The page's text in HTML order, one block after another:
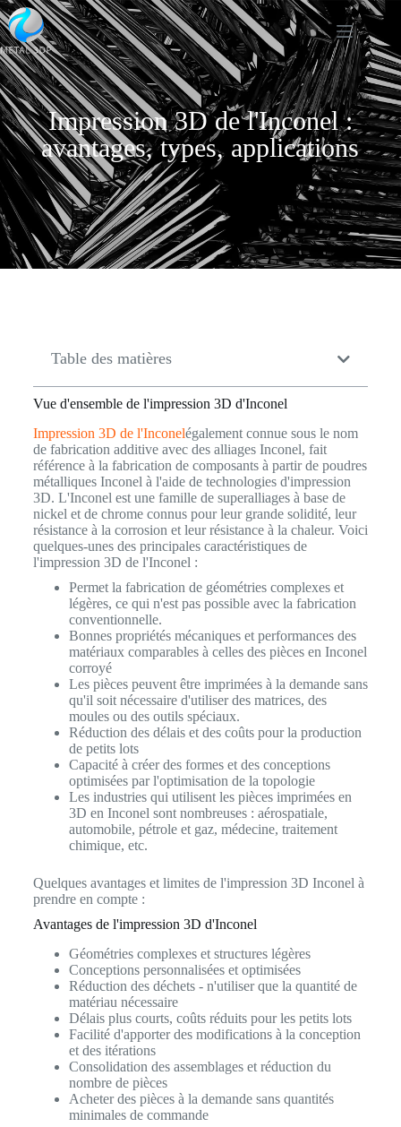
Impression 3D de l'Inconel :
avantages, types, applications
Table des matières
Vue d'ensemble de l'impression 3D d'Inconel
Impression 3D de l'Inconelégalement connue sous le nom
de fabrication additive avec des alliages Inconel, fait
référence à la fabrication de composants à partir de poudres
métalliques Inconel à l'aide de technologies d'impression
3D. L'Inconel est une famille de superalliages à base de
nickel et de chrome connus pour leur grande solidité, leur
résistance à la corrosion et leur résistance à la chaleur. Voici
quelques-unes des principales caractéristiques de
l'impression 3D de l'Inconel :
Permet la fabrication de géométries complexes et
légères, ce qui n'est pas possible avec la fabrication
conventionnelle.
Bonnes propriétés mécaniques et performances des
matériaux comparables à celles des pièces en Inconel
corroyé
Les pièces peuvent être imprimées à la demande sans
qu'il soit nécessaire d'utiliser des matrices, des
moules ou des outils spéciaux.
Réduction des délais et des coûts pour la production
de petits lots
Capacité à créer des formes et des conceptions
optimisées par l'optimisation de la topologie
Les industries qui utilisent les pièces imprimées en
3D en Inconel sont nombreuses : aérospatiale,
automobile, pétrole et gaz, médecine, traitement
chimique, etc.
Quelques avantages et limites de l'impression 3D Inconel à
prendre en compte :
Avantages de l'impression 3D d'Inconel
Géométries complexes et structures légères
Conceptions personnalisées et optimisées
Réduction des déchets - n'utiliser que la quantité de
matériau nécessaire
Délais plus courts, coûts réduits pour les petits lots
Facilité d'apporter des modifications à la conception
et des itérations
Consolidation des assemblages et réduction du
nombre de pièces
Acheter des pièces à la demande sans quantités
minimales de commande